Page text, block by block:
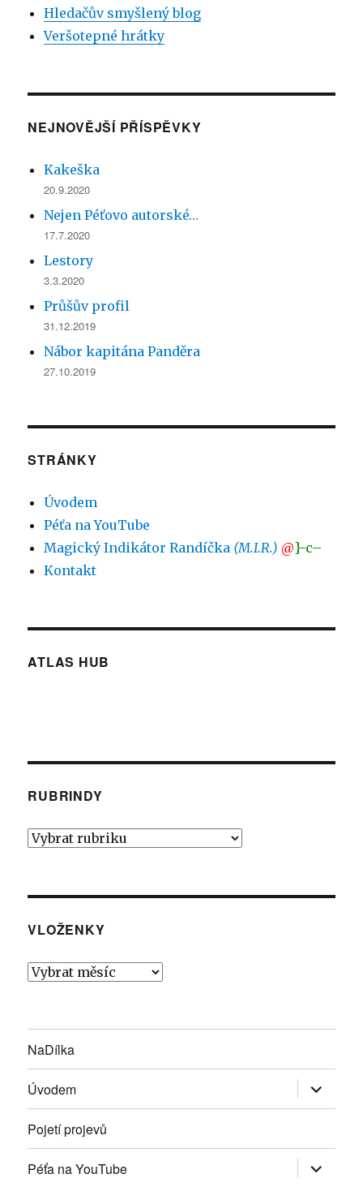
Hledačův smyšlený blog
Veršotepné hrátky
NEJNOVĚJŠÍ PŘÍSPĚVKY
Kakeška
20.9.2020
Nejen Péťovo autorské…
17.7.2020
Lestory
3.3.2020
Průšův profil
31.12.2019
Nábor kapitána Panděra
27.10.2019
STRÁNKY
Úvodem
Péťa na YouTube
Magický Indikátor Randíčka (M.I.R.) @}-c–
Kontakt
ATLAS HUB
RUBRINDY
Rubrindy
VLOŽENKY
Vloženky
NaDílka
Úvodem Zobrazit
položky
Pojetí projevů
Péťa na YouTube Zobrazit